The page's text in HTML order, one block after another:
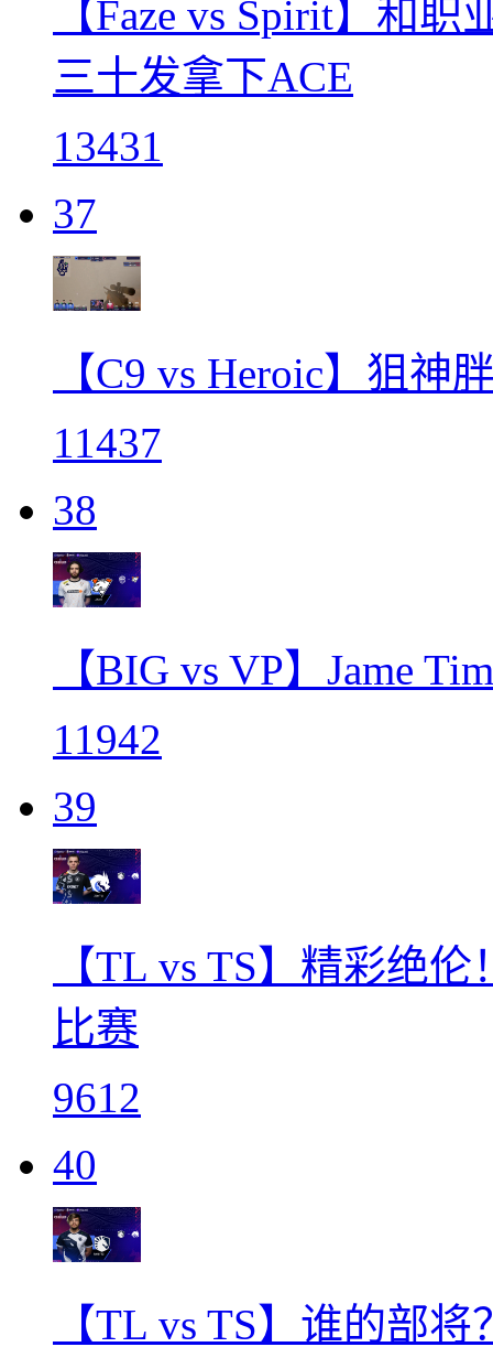
【Faze vs Spirit】和
三十发拿下ACE
13431
37
【C9 vs Heroic】狙神
11437
38
【BIG vs VP】Jame
11942
39
【TL vs TS】精彩绝
比赛
9612
40
【TL vs TS】谁的部